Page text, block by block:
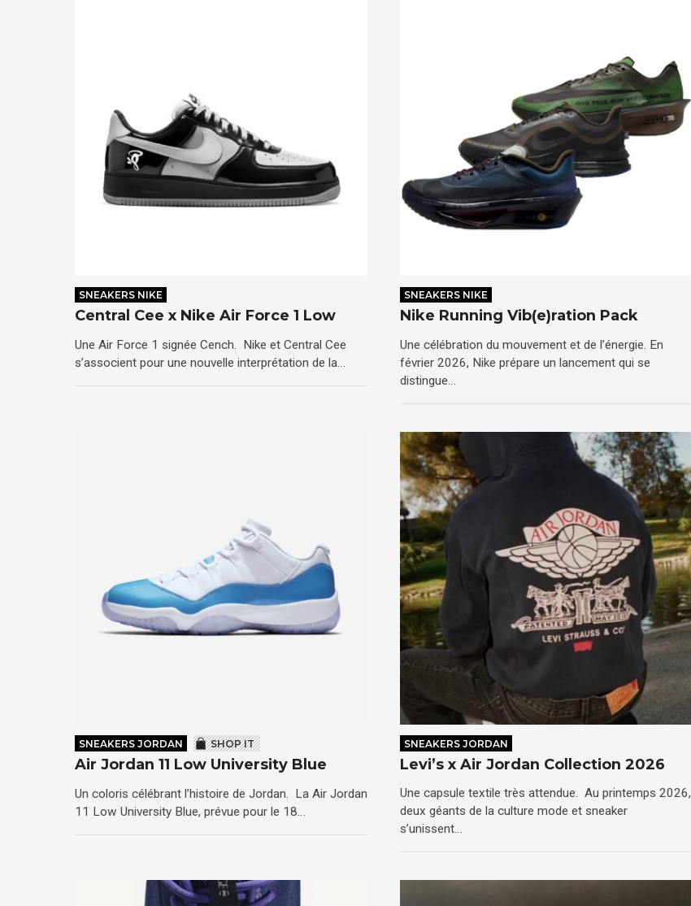
SNEAKERS NIKE
Central Cee x Nike Air Force 1 Low
Une Air Force 1 signée Cench. Nike et Central Cee
s’associent pour une nouvelle interprétation de la…
SNEAKERS NIKE
Nike Running Vib(e)ration Pack
Une célébration du mouvement et de l’énergie. En
février 2026, Nike prépare un lancement qui se
distingue…
SNEAKERS JORDAN SHOP IT
Air Jordan 11 Low University Blue
Un coloris célébrant l’histoire de Jordan. La Air Jordan
11 Low University Blue, prévue pour le 18…
SNEAKERS JORDAN
Levi’s x Air Jordan Collection 2026
Une capsule textile très attendue. Au printemps 2026,
deux géants de la culture mode et sneaker
s’unissent…